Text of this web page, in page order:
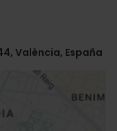
València, España